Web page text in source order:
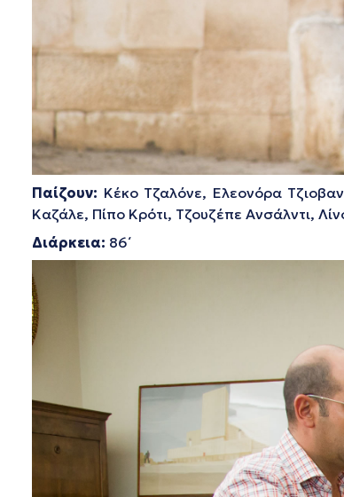
Παίζουν: Κέκο Τζαλόνε, Ελεονόρα
Καζάλε, Πίπο Κρότι, Τζουζέπε Ανσάλντι,
Διάρκεια: 86΄